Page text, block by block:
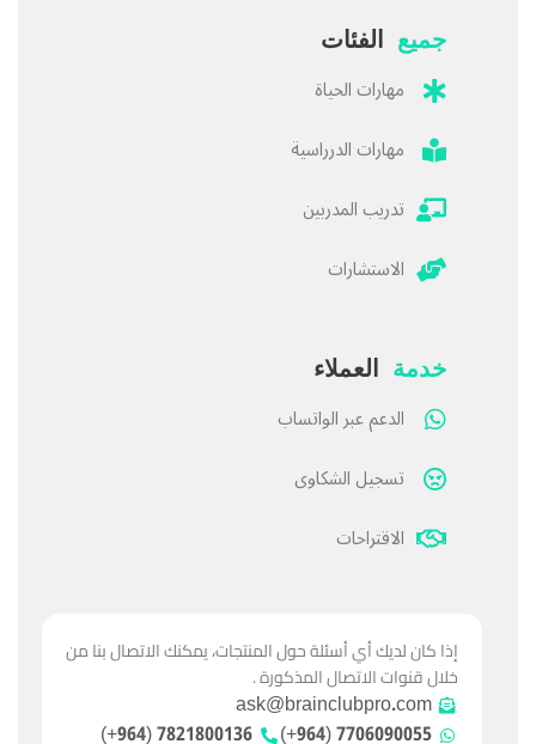
جميع الفئات
مهارات الحياة
مهارات الدرراسية
تدريب المدربين
الاستشارات
خدمة العملاء
الدعم عبر الواتساب
تسجيل الشكاوى
الاقتراحات
إذا كان لديك أي أسئلة حول المنتجات، يمكنك الاتصال بنا من
خلال قنوات الاتصال المذكورة .
ask@brainclubpro.com
7706090055 (964+)
7821800136 (964+)